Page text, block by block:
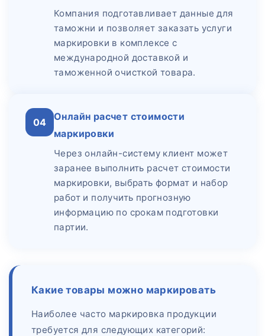
Компания подготавливает данные для
таможни и позволяет заказать услуги
маркировки в комплексе с
международной доставкой и
таможенной очисткой товара.
04
Онлайн расчет стоимости
маркировки
Через онлайн-систему клиент может
заранее выполнить расчет стоимости
маркировки, выбрать формат и набор
работ и получить прогнозную
информацию по срокам подготовки
партии.
Какие товары можно маркировать
Наиболее часто маркировка продукции
требуется для следующих категорий: